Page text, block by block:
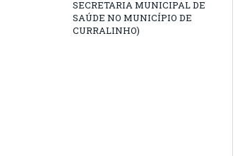
SECRETARIA MUNICIPAL DE
SAÚDE NO MUNICÍPIO DE
CURRALINHO)